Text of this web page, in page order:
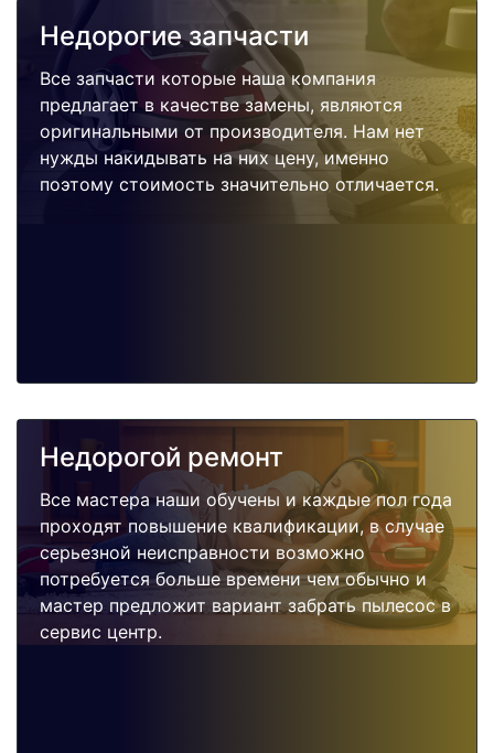
Недорогие запчасти
Все запчасти которые наша компания
предлагает в качестве замены, являются
оригинальными от производителя. Нам нет
нужды накидывать на них цену, именно
поэтому стоимость значительно отличается.
Недорогой ремонт
Все мастера наши обучены и каждые пол года
проходят повышение квалификации, в случае
серьезной неисправности возможно
потребуется больше времени чем обычно и
мастер предложит вариант забрать пылесос в
сервис центр.